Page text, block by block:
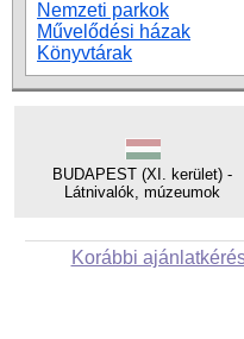
Nemzeti parkok
Művelődési házak
Könyvtárak
BUDAPEST (XI. kerület) -
Látnivalók, múzeumok
Korábbi